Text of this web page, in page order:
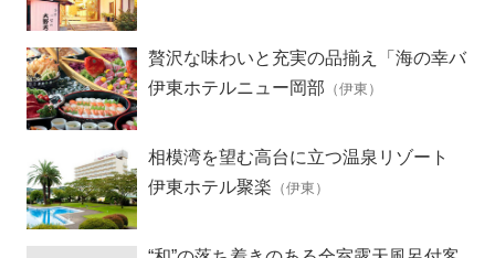
贅沢な味わいと充実の品揃え「海の幸バ
イキング」
伊東ホテルニュー岡部 （伊東）
相模湾を望む高台に立つ温泉リゾート
伊東ホテル聚楽 （伊東）